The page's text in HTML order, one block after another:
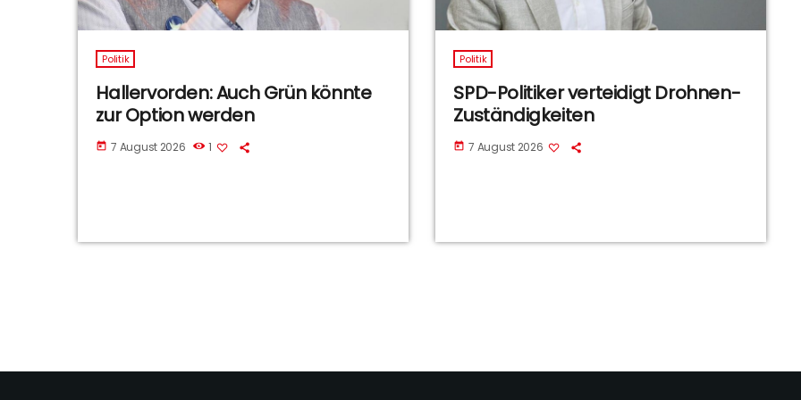
Politik
Hallervorden: Auch Grün könnte
zur Option werden
today 7 August 2026 1
Politik
SPD-Politiker verteidigt Drohnen-
Zuständigkeiten
today 7 August 2026